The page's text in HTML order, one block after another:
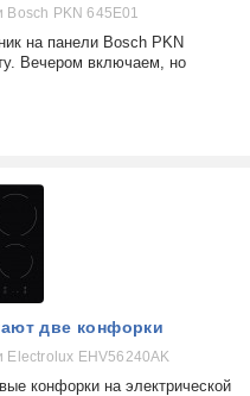
PKN 645E01
на панели Bosch PKN
Вечером включаем, но
две конфорки
Electrolux EHV56240AK
конфорки на электрической